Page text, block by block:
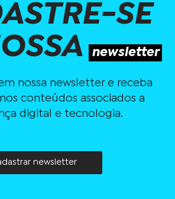
SE
newsletter
nossa newsletter e receba
conteúdos associados a
digital e tecnologia.
newsletter